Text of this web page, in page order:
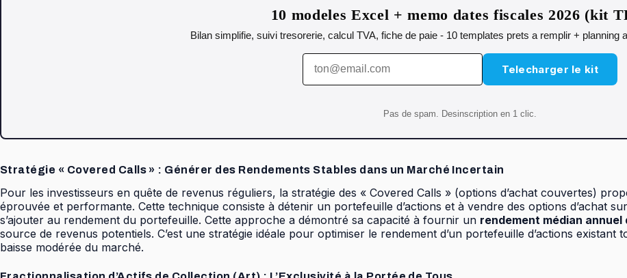
10 modeles Excel + memo dates fiscales 2026 (kit
Bilan simplifie, suivi tresorerie, calcul TVA, fiche de paie - 10 templates prets a remplir + planning
Telecharger le kit
Pas de spam. Desinscription en 1 clic.
Stratégie « Covered Calls » : Générer des Rendements Stables dans un Marché Incertain
Pour les investisseurs en quête de revenus réguliers, la stratégie des « Covered Calls » (options d’achat couvertes)
éprouvée et performante. Cette technique consiste à détenir un portefeuille d’actions et à vendre des options d’achat
s’ajouter au rendement du portefeuille. Cette approche a démontré sa capacité à fournir un rendement médian annuel
source de revenus potentiels. C’est une stratégie idéale pour optimiser le rendement d’un portefeuille d’actions existant
baisse modérée du marché.